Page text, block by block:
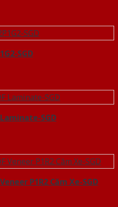
SGD
SGD
P1R2 Căm Xe-SGD